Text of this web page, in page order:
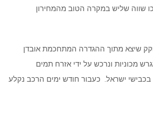
שווה שליש במקרה הטוב מהמחירון
שיצא מתוך ההגדרה המתחכמת אובדן
מכוניות ונרכש על ידי אזרח תמים
בכבישי ישראל. כעבור חודש ימים הרכב נקלע